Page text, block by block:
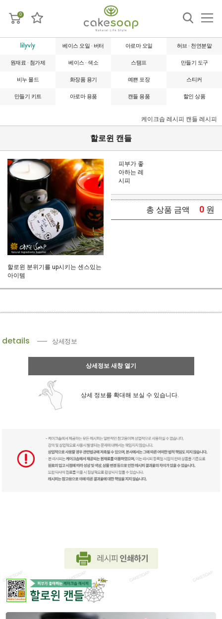
0
베이스 오일 · 버터 아로마 오일 허브 · 천연분말
원재료 · 첨가제 베이스 · 색소 스탬프 만들기 도구
비누 몰드 화장품 용기 예쁜 포장 스티커
만들기 키트 아로마 용품 캔들 용품 할인 상품
케이크솝 레시피 캔들 레시피
할로윈 캔들
할로윈 분위기를 up시키는 센스있는
아이템
피부가 좋
아하는 레
시피
총 상품 금액 0 원
details 상세정보
상세정보 새창 열기
상세 정보를 확대해 보실 수 있습니다.